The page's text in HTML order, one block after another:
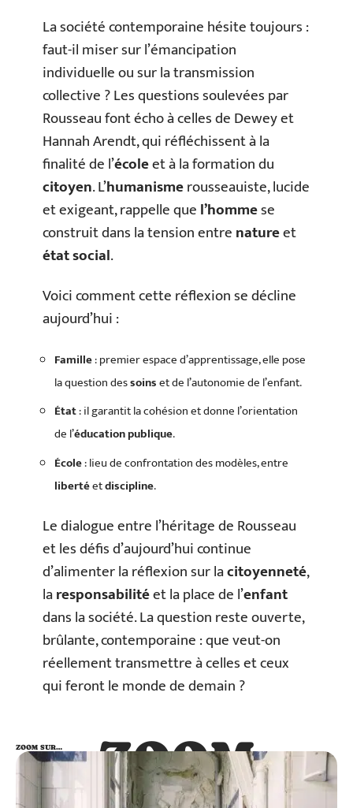
La société contemporaine hésite toujours :
faut-il miser sur l’émancipation
individuelle ou sur la transmission
collective ? Les questions soulevées par
Rousseau font écho à celles de Dewey et
Hannah Arendt, qui réfléchissent à la
finalité de l’écoleet à la formation du
citoyen. L’humanismerousseauiste, lucide
et exigeant, rappelle quel’hommese
construit dans la tension entrenatureet
état social.
Voici comment cette réflexion se décline
aujourd’hui :
Famille: premier espace d’apprentissage, elle pose
la question dessoinset de l’autonomie de l’enfant.
État: il garantit la cohésion et donne l’orientation
de l’éducation publique.
École: lieu de confrontation des modèles, entre
libertéetdiscipline.
Le dialogue entre l’héritage de Rousseau
et les défis d’aujourd’hui continue
d’alimenter la réflexion sur lacitoyenneté,
laresponsabilitéet la place de l’enfant
dans la société. La question reste ouverte,
brûlante, contemporaine : que veut-on
réellement transmettre à celles et ceux
qui feront le monde de demain ?
ZOOM
SUR…
ZOOM SUR…